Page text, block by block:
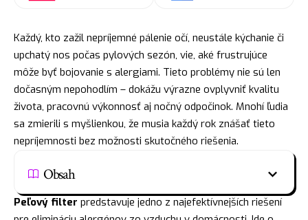
Každý, kto zažil nepríjemné pálenie očí, neustále kýchanie či
upchatý nos počas pylových sezón, vie, aké frustrujúce
môže byť bojovanie s alergiami. Tieto problémy nie sú len
dočasným nepohodlím – dokážu výrazne ovplyvniť kvalitu
života, pracovnú výkonnosť aj nočný odpočinok. Mnohí ľudia
sa zmierili s myšlienkou, že musia každý rok znášať tieto
nepríjemnosti bez možnosti skutočného riešenia.
Obsah
Peľový filter predstavuje jedno z najefektívnejších riešení